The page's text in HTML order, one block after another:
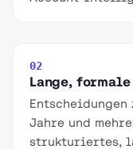
02
Lange,
Jahre und
strukturiertes,